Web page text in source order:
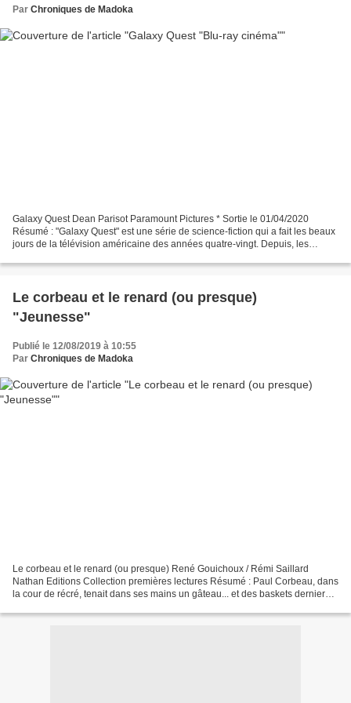
Par Chroniques de Madoka
Galaxy Quest Dean Parisot Paramount Pictures * Sortie le 01/04/2020
Résumé : "Galaxy Quest" est une série de science-fiction qui a fait les beaux
jours de la télévision américaine des années quatre-vingt. Depuis, les
Le corbeau et le renard (ou presque)
"Jeunesse"
Publié le 12/08/2019 à 10:55
Par Chroniques de Madoka
Le corbeau et le renard (ou presque) René Gouichoux / Rémi Saillard
Nathan Editions Collection premières lectures Résumé : Paul Corbeau, dans
la cour de récré, tenait dans ses mains un gâteau... et des baskets dernier